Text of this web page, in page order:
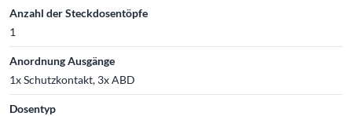
Anzahl der Steckdosentöpfe
1
Anordnung Ausgänge
1x Schutzkontakt, 3x ABD
Dosentyp